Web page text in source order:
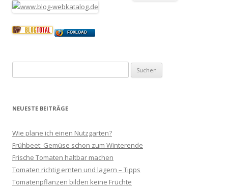
FOXLOAD
nach:
NEUESTE BEITRÄGE
Wie plane ich einen Nutzgarten?
Frühbeet: Gemüse schon zum Winterende
Frische Tomaten haltbar machen
Tomaten richtig ernten und lagern – Tipps
Tomatenpflanzen bilden keine Früchte